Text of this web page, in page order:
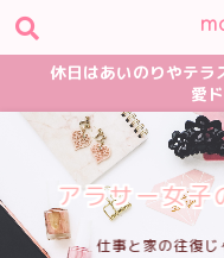
休日はあいのりやテラ
愛
アラサー女
仕事と家の往復